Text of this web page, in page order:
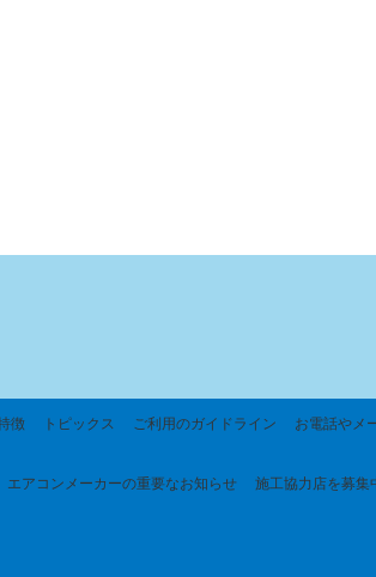
徴 トピックス ご利用のガイドライン お電話やメ
エアコンメーカーの重要なお知らせ 施工協力店を募集